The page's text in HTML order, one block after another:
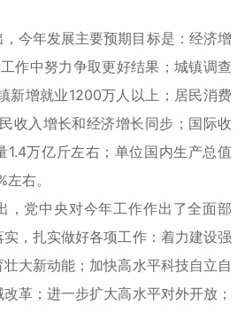
今年发展主要预期目标是：经济增
作中努力争取更好结果；城镇调查
新增就业1200万人以上；居民消费
收入增长和经济增长同步；国际收
1.4万亿斤左右；单位国内生产总值
右。
，党中央对今年工作作出了全面部
，扎实做好各项工作：着力建设强
大新动能；加快高水平科技自立自
革；进一步扩大高水平对外开放；